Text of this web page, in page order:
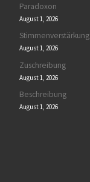
Paradoxon
August 1, 2026
Stimmenverstärkung
August 1, 2026
Zuschreibung
August 1, 2026
Beschreibung
August 1, 2026